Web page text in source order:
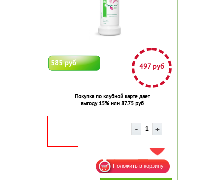
585 руб 497 руб
Покупка по клубной карте дает
выгоду 15% или 87.75 руб
ДОБАВИТЬ В ИЗБРАННОЕ